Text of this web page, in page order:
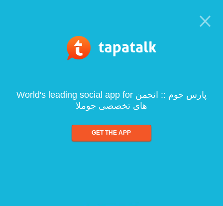
World's leading social app for پارس جوم :: انجمن
های تخصصی جوملا
GET THE APP